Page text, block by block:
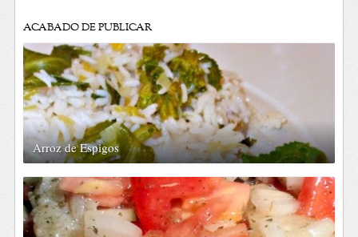
ACABADO DE PUBLICAR
Arroz de Espigos